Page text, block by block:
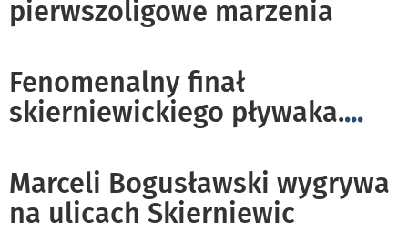
pierwszoligowe marzenia
Fenomenalny finał
skierniewickiego pływaka....
Marceli Bogusławski wygrywa
na ulicach Skierniewic